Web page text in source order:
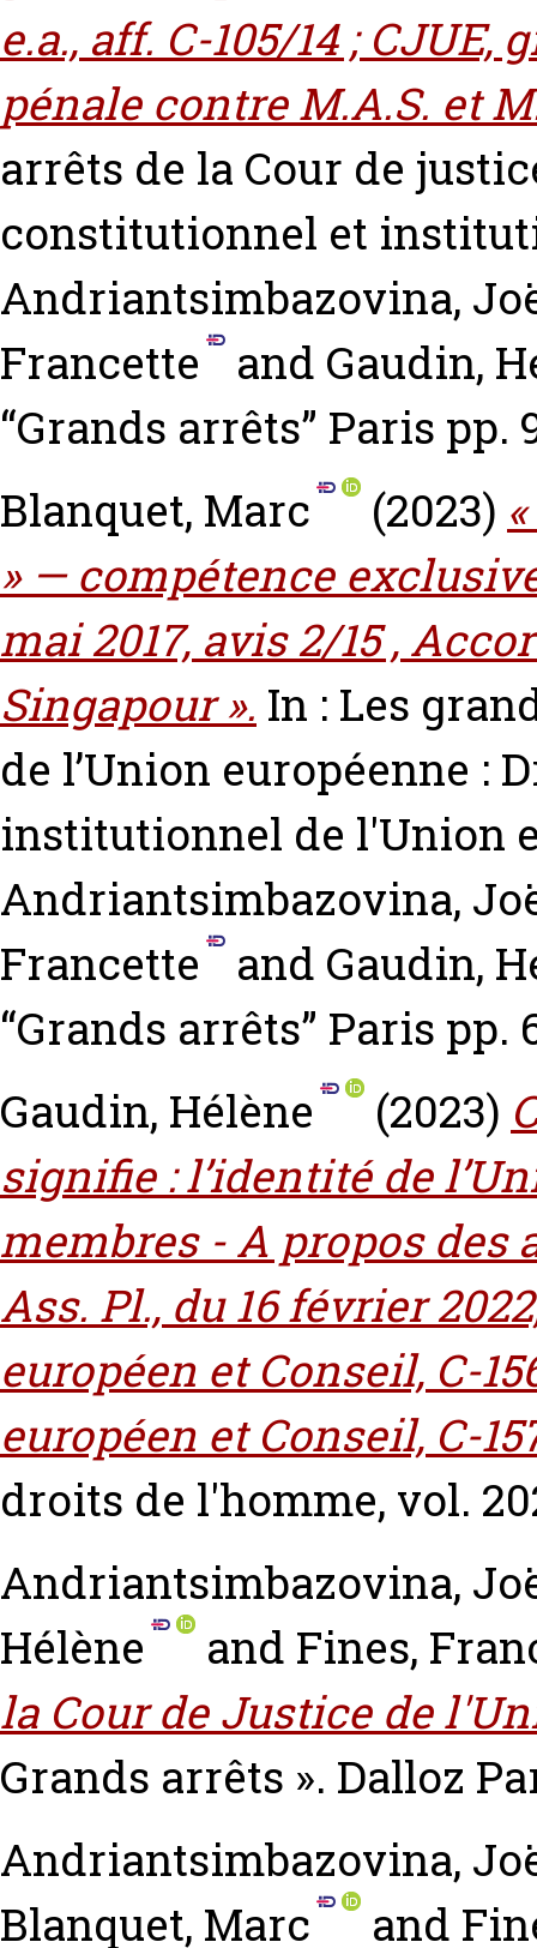
e.a., aff. C-105/14 ; CJUE,
pénale contre M.A.S. et
arrêts de la Cour de
constitutionnel et
Andriantsimbazovina,
Francette
and Gaudin,
“Grands arrêts” Paris pp.
Blanquet, Marc
(2023)
» — compétence
mai 2017, avis 2/15 ,
Singapour ». In : Les
de l’Union européenne :
institutionnel de l'Union
Andriantsimbazovina,
Francette
and Gaudin,
“Grands arrêts” Paris pp.
Gaudin, Hélène
(2023)
signifie : l’identité de
membres - A propos des
Ass. Pl., du 16 février
européen et Conseil, C-
européen et Conseil, C-
droits de l'homme, vol.
Andriantsimbazovina,
Hélène
and Fines,
la Cour de Justice de
Grands arrêts ». Dalloz
Andriantsimbazovina,
Blanquet, Marc
and